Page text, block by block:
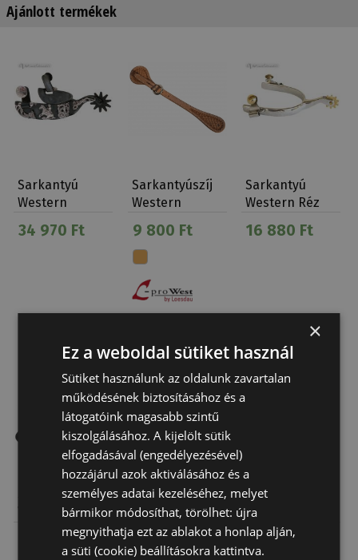
Ajánlott termékek
Sarkantyú
Western
Tíz Ágú
34 970 Ft
Sarkantyúszíj
Western
9 800 Ft
Sarkantyú
Western Réz
16 880 Ft
Sarkantyúszíj
Western Sima
9 640 Ft
Sarkantyúszíj
Western
Kosárfonott
Ívelt
8 550 Ft
Sarkantyú
Western
Rovátkolt
25 450 Ft
×
Ez a weboldal sütiket használ
Sütiket használunk az oldalunk zavartalan
működésének biztosításához és a
látogatóink magasabb szintű
kiszolgálásához. A kijelölt sütik
elfogadásával (engedélyezésével)
hozzájárul azok aktiválásához és a
személyes adatai kezeléséhez, melyet
bármikor módosíthat, törölhet: újra
megnyithatja ezt az ablakot a honlap alján,
a süti (cookie) beállításokra kattintva.